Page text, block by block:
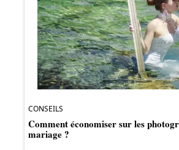
CONSEILS
Comment économiser sur les
mariage ?